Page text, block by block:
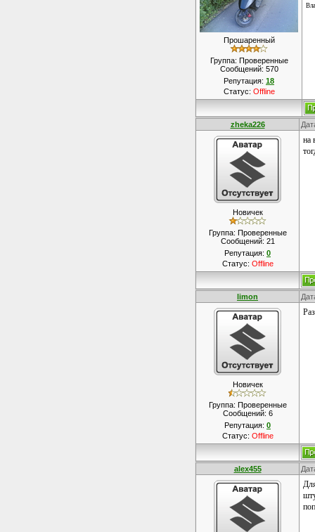
Прошаренный
Группа: Проверенные
Сообщений: 570
Репутация: 18
Статус: Offline
zheka226
Новичек
Группа: Проверенные
Сообщений: 21
Репутация: 0
Статус: Offline
на
limon
Новичек
Группа: Проверенные
Сообщений: 6
Репутация: 0
Статус: Offline
alex455